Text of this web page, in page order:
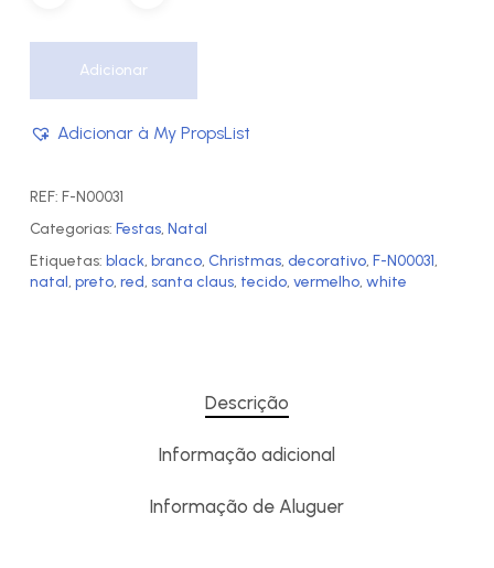
Adicionar
Adicionar à My PropsList
REF: F-N00031
Categorias: Festas, Natal
Etiquetas: black, branco, Christmas, decorativo, F-N00031,
natal, preto, red, santa claus, tecido, vermelho, white
Descrição
Informação adicional
Informação de Aluguer